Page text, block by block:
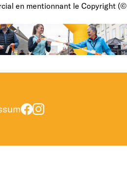
en mentionnant le Copyright (©